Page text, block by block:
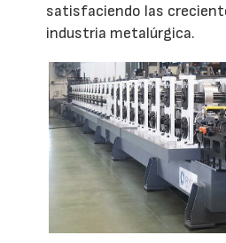
satisfaciendo las
industria metalúrgica.